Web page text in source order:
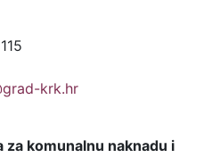
krk.hr
komunalnu naknadu i